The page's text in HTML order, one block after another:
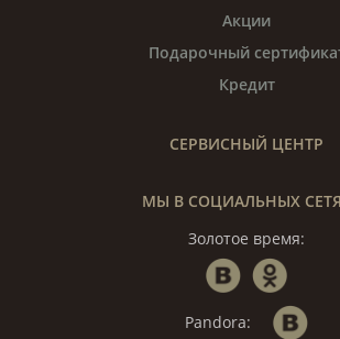
Акции
Подарочный
Кредит
СЕРВИСНЫЙ ЦЕНТР
МЫ В СОЦИАЛЬНЫХ
Золотое время:
Pandora: